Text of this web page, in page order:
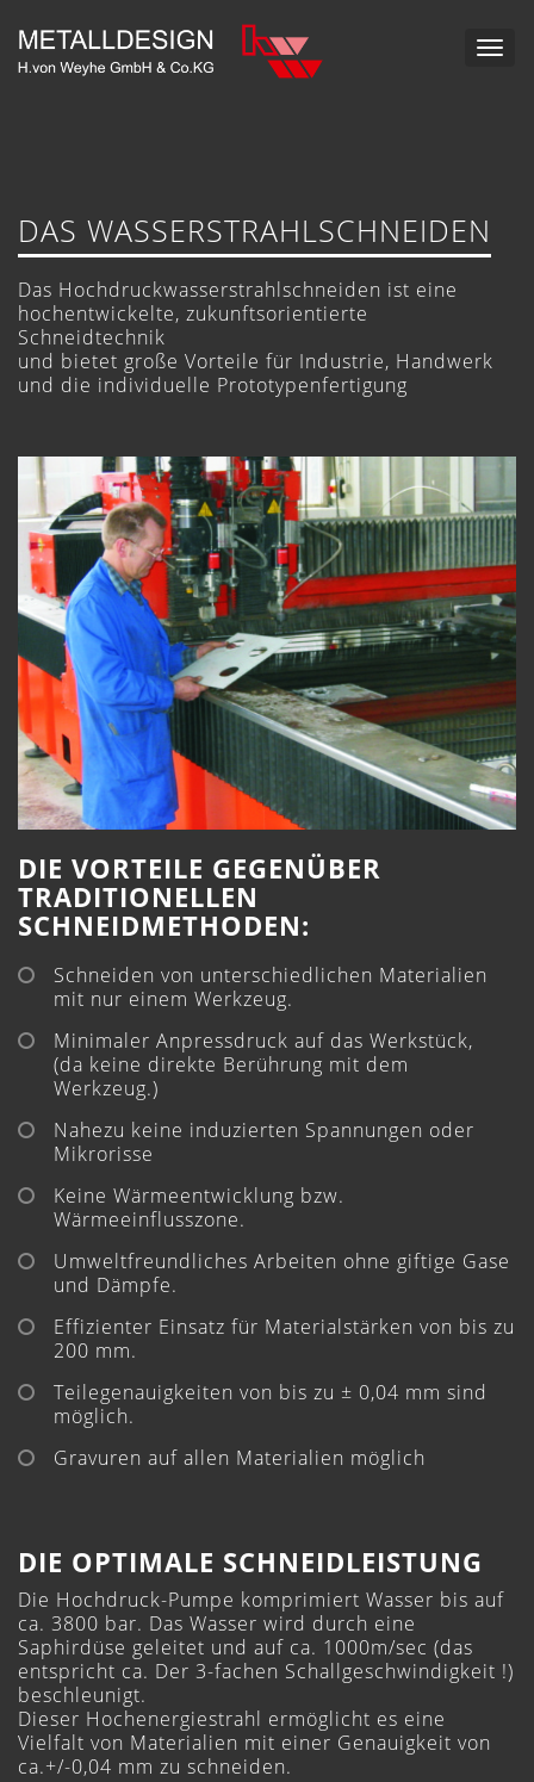
Toggle
DAS WASSERSTRAHL­SCHNEIDEN
Das Hochdruck­wasserstrahl­schneiden ist eine
hochentwickelte, zukunftsorientierte
Schneidtechnik
und bietet große Vorteile für Industrie, Handwerk
und die individuelle Prototypenfertigung
DIE VORTEILE GEGENÜBER
TRADITIONELLEN
SCHNEIDMETHODEN:
Schneiden von unterschiedlichen Materialien
mit nur einem Werkzeug.
Minimaler Anpressdruck auf das Werkstück,
(da keine direkte Berührung mit dem
Werkzeug.)
Nahezu keine induzierten Spannungen oder
Mikrorisse
Keine Wärmeentwicklung bzw.
Wärmeeinflusszone.
Umweltfreundliches Arbeiten ohne giftige Gase
und Dämpfe.
Effizienter Einsatz für Materialstärken von bis zu
200 mm.
Teilegenauigkeiten von bis zu ± 0,04 mm sind
möglich.
Gravuren auf allen Materialien möglich
DIE OPTIMALE SCHNEIDLEISTUNG
Die Hochdruck-Pumpe komprimiert Wasser bis auf
ca. 3800 bar. Das Wasser wird durch eine
Saphirdüse geleitet und auf ca. 1000m/sec (das
entspricht ca. Der 3-fachen Schallgeschwindigkeit !)
beschleunigt.
Dieser Hochenergiestrahl ermöglicht es eine
Vielfalt von Materialien mit einer Genauigkeit von
ca.+/-0,04 mm zu schneiden.